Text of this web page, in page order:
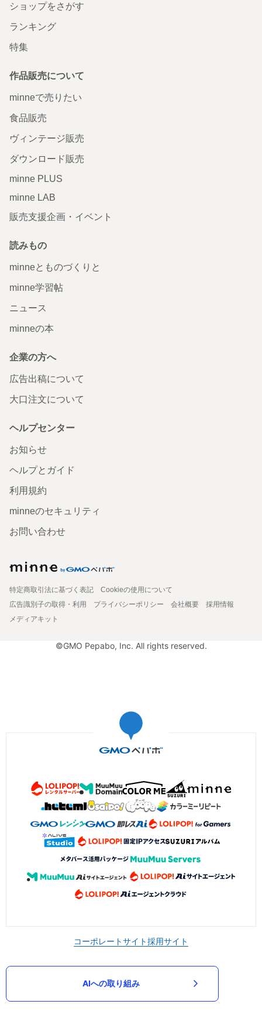
ショップをさがす
ランキング
特集
作品販売について
minneで売りたい
食品販売
ヴィンテージ販売
ダウンロード販売
minne PLUS
minne LAB
販売支援企画・イベント
読みもの
minneとものづくりと
minne学習帖
ニュース
minneの本
企業の方へ
広告出稿について
大口注文について
ヘルプセンター
お知らせ
ヘルプとガイド
利用規約
minneのセキュリティ
お問い合わせ
特定商取引法に基づく表記
Cookieの使用について
広告識別子の取得・利用
プライバシーポリシー 会社概要
採用情報
メディアキット
©GMO Pepabo, Inc. All rights reserved.
コーポレートサイト採用サイト
AIへの取り組み